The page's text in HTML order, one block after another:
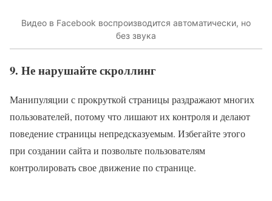
Видео в Facebook воспроизводится автоматически, но
без звука
9. Не нарушайте скроллинг
Манипуляции с прокруткой страницы раздражают многих
пользователей, потому что лишают их контроля и делают
поведение страницы непредсказуемым. Избегайте этого
при создании сайта и позвольте пользователям
контролировать свое движение по странице.